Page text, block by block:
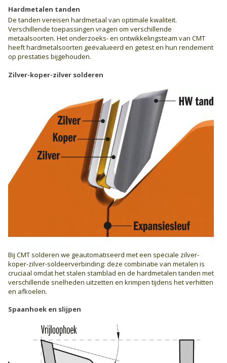
Hardmetalen tanden
De tanden vereisen hardmetaal van optimale kwaliteit.
Verschillende toepassingen vragen om verschillende
metaalsoorten. Het onderzoeks- en ontwikkelingsteam van CMT
heeft hardmetalsoorten geëvalueerd en getest en hun rendement
op prestaties bijgehouden.
Zilver-koper-zilver solderen
Bij CMT solderen we geautomatiseerd met een speciale zilver-
koper-zilver-soldeerverbinding: deze combinatie van metalen is
cruciaal omdat het stalen stamblad en de hardmetalen tanden met
verschillende snelheden uitzetten en krimpen tijdens het verhitten
en afkoelen.
Spaanhoek en slijpen